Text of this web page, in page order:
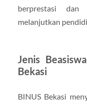
berprestasi
melanjutkan
Jenis
Bekasi
BINUS Bekasi